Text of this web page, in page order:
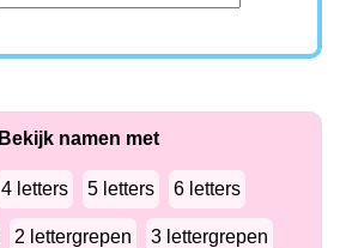
Bekijk namen met
4 letters 5 letters 6 letters
2 lettergrepen 3 lettergrepen